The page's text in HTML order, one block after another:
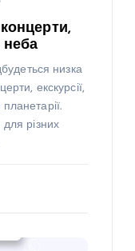
неба
низка
екскурсії,
для різних